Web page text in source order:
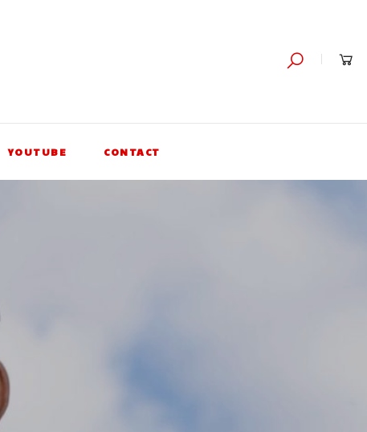
YOUTUBE CONTACT